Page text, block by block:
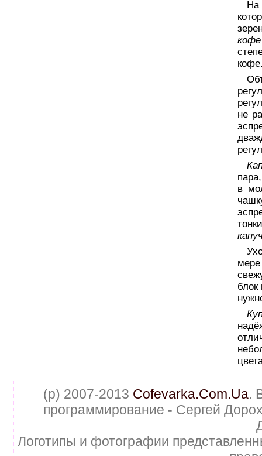
На
кофе
не
в
(p) 2007-2013 Cofevarka.Com.Ua.
программирование - Сергей
Логотипы и фотографии